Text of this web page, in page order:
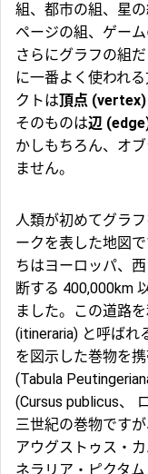
組、都市の組、星
ページの組、ゲー
さらにグラフの組
に一番よく使われ
クトは頂点 (vertex)
そのものは辺
かしもちろん、オ
ません。
人類が初めてグラ
ークを表した地図
ちはヨーロッパ、
断する 400,000km
ました。この道路
(itineraria) と呼ばれ
を図示した巻物を
(Tabula
(Cursus publicus、
三世紀の巻物です
アウグストゥス・
ネラリア・ピクタ